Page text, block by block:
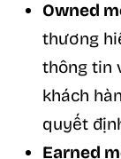
Owned
thương
thông tin
khách
quyết
Earned